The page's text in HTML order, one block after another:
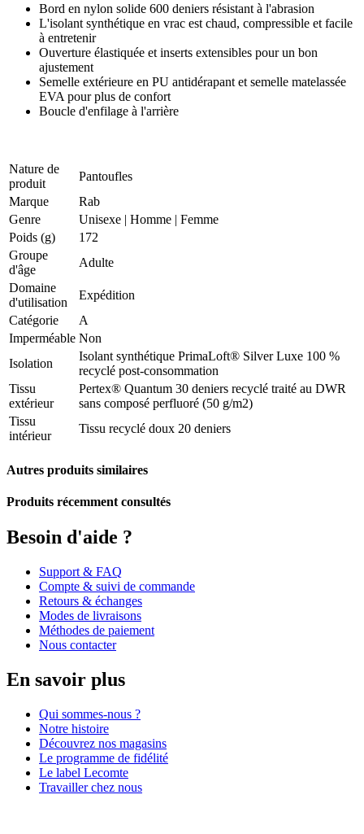
Bord en nylon solide 600 deniers résistant à l'abrasion
L'isolant synthétique en vrac est chaud, compressible et facile
à entretenir
Ouverture élastiquée et inserts extensibles pour un bon
ajustement
Semelle extérieure en PU antidérapant et semelle matelassée
EVA pour plus de confort
Boucle d'enfilage à l'arrière
Nature de
produit
Pantoufles
Marque
Rab
Genre
Unisexe | Homme | Femme
Poids (g)
172
Groupe
d'âge
Adulte
Domaine
d'utilisation
Expédition
Catégorie
A
Imperméable Non
Isolation
Isolant synthétique PrimaLoft® Silver Luxe 100 %
recyclé post-consommation
Tissu
extérieur
Pertex® Quantum 30 deniers recyclé traité au DWR
sans composé perfluoré (50 g/m2)
Tissu
intérieur
Tissu recyclé doux 20 deniers
Autres produits similaires
Produits récemment consultés
Besoin d'aide ?
Support & FAQ
Compte & suivi de commande
Retours & échanges
Modes de livraisons
Méthodes de paiement
Nous contacter
En savoir plus
Qui sommes-nous ?
Notre histoire
Découvrez nos magasins
Le programme de fidélité
Le label Lecomte
Travailler chez nous